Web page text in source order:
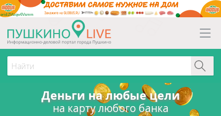
erid:2Vtzqw6Vsmm
Деньги на любые цели
на карту любого банка